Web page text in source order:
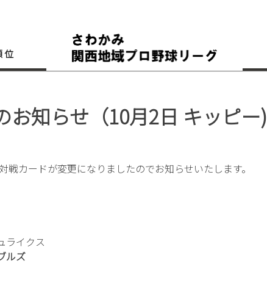
位
お知らせ（10月2日 キッピー)
カードが変更になりましたのでお知らせいたします。
ライクス
ルズ